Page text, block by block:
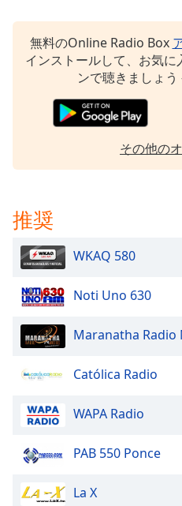
Opacity
Background
Font
Size
Text
Edge
Style
Font
Done
Modal
Dialog
無料のOnline Radio Box
インストールして、お気
ンで聴きましょう
その他の
推奨
WKAQ 580
Noti Uno 630
Maranatha Radio
Católica Radio
WAPA Radio
PAB 550 Ponce
La X